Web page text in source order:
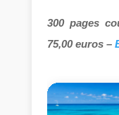
300 pages
75,00 euros –